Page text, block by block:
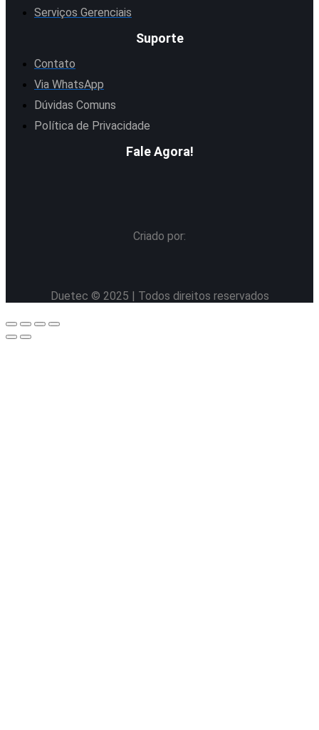
Serviços Gerenciais
Suporte
Contato
Via WhatsApp
Dúvidas Comuns
Política de Privacidade
Fale Agora!
Criado por:
Duetec © 2025 | Todos direitos reservados